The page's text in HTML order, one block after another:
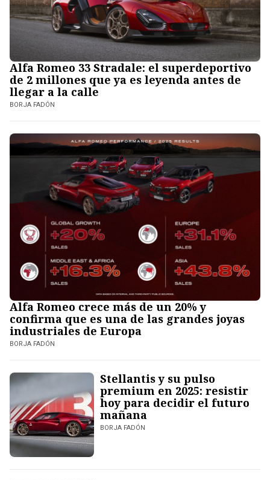
Alfa Romeo 33 Stradale: el superdeportivo
de 2 millones que ya es leyenda antes de
llegar a la calle
BORJA FADÓN
Alfa Romeo crece más de un 20% y
confirma que es una de las grandes joyas
industriales de Europa
BORJA FADÓN
Stellantis y su pulso
premium en 2025: resistir
hoy para decidir el futuro
mañana
BORJA FADÓN